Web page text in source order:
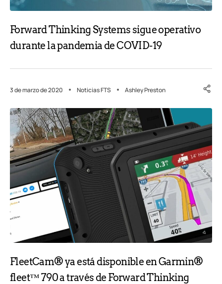
Forward Thinking Systems sigue operativo
durante la pandemia de COVID-19
3 de marzo de 2020 Noticias FTS Ashley Preston
FleetCam® ya está disponible en Garmin®
fleet™ 790 a través de Forward Thinking